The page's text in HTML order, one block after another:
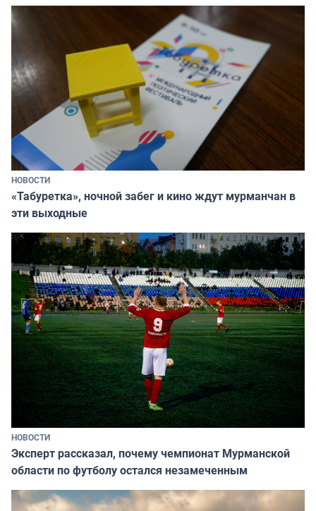
НОВОСТИ
«Табуретка», ночной забег и кино ждут мурманчан в
эти выходные
НОВОСТИ
Эксперт рассказал, почему чемпионат Мурманской
области по футболу остался незамеченным